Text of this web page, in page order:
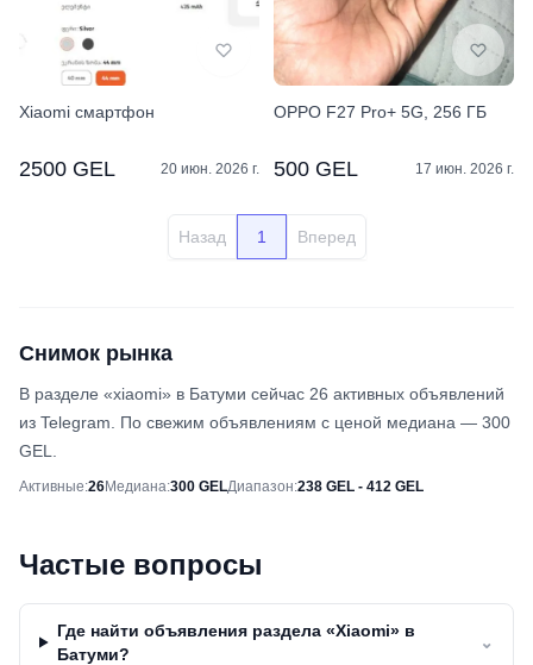
Xiaomi смартфон
2500 GEL 20 июн. 2026 г.
OPPO F27 Pro+ 5G, 256 ГБ
500 GEL 17 июн. 2026 г.
Назад 1 Вперед
Снимок рынка
В разделе «xiaomi» в Батуми сейчас 26 активных объявлений
из Telegram. По свежим объявлениям с ценой медиана — 300
GEL.
Снимок рынка
Активные:26Медиана:300 GELДиапазон:238 GEL - 412 GEL
Частые вопросы
Где найти объявления раздела «Xiaomi» в
Батуми?
⌄